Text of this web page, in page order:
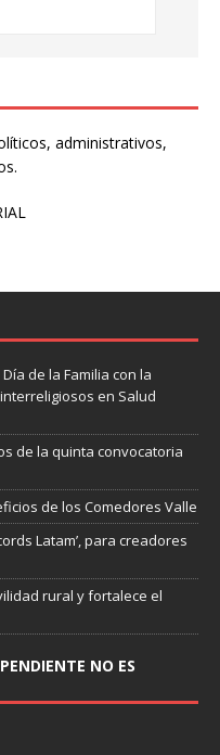
administrativos,
de la Familia con la
en Salud
de la quinta convocatoria
de los Comedores Valle
Latam’, para creadores
rural y fortalece el
NO ES